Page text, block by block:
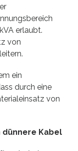
erlaubt.
von
ein
durch eine
von
dünnere Kabel